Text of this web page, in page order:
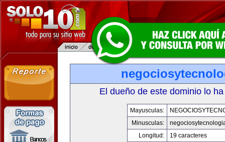
El dueño de este dominio lo
Mayusculas:
Minusculas:
Longitud:
19 caracteres